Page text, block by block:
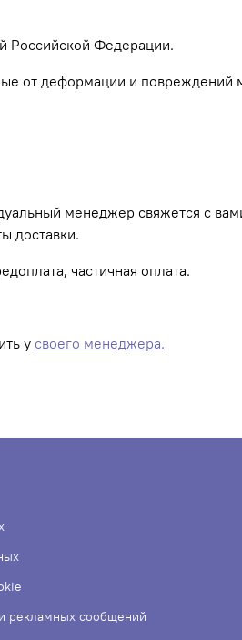
Российской Федерации.
от деформации и повреждений
менеджер свяжется с
доставки.
частичная оплата.
у своего менеджера.
рекламных сообщений